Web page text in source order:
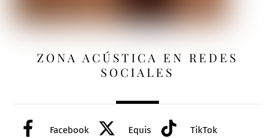
ZONA ACÚSTICA EN REDES
SOCIALES
Facebook Equis TikTok